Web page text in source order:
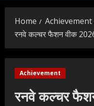
Home
Achievement
रनवे कल्चर फैशन वीक
Achievement
रनवे कल्चर